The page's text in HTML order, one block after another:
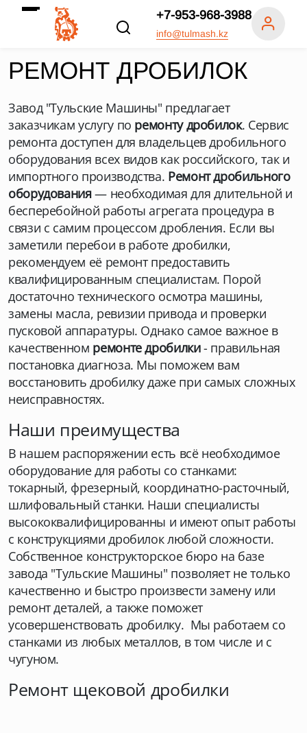
+7-953-968-3988
info@tulmash.kz
РЕМОНТ ДРОБИЛОК
Завод "Тульские Машины" предлагает
заказчикам услугу по ремонту дробилок. Сервис
ремонта доступен для владельцев дробильного
оборудования всех видов как российского, так и
импортного производства. Ремонт дробильного
оборудования— необходимая для длительной и
бесперебойной работы агрегата процедура в
связи с самим процессом дробления. Если вы
заметили перебои в работе дробилки,
рекомендуем её ремонт предоставить
квалифицированным специалистам. Порой
достаточно технического осмотра машины,
замены масла, ревизии привода и проверки
пусковой аппаратуры. Однако самое важное в
качественном ремонте дробилки- правильная
постановка диагноза. Мы поможем вам
восстановить дробилку даже при самых сложных
неисправностях.
Наши преимущества
В нашем распоряжении есть всё необходимое
оборудование для работы со станками:
токарный, фрезерный, координатно-расточный,
шлифовальный станки. Наши специалисты
высококвалифицированны и имеют опыт работы
с конструкциями дробилок любой сложности.
Собственное конструкторское бюро на базе
завода "Тульские Машины" позволяет не только
качественно и быстро произвести замену или
ремонт деталей, а также поможет
усовершенствовать дробилку. Мы работаем со
станками из любых металлов, в том числе и с
чугуном.
Ремонт щековой дробилки